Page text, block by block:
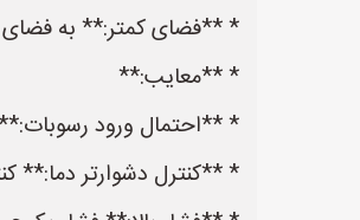
* **فضای کمتر:** به فضای
* **معایب:**
* **احتمال ورود
* **کنترل دشوارتر دما:**